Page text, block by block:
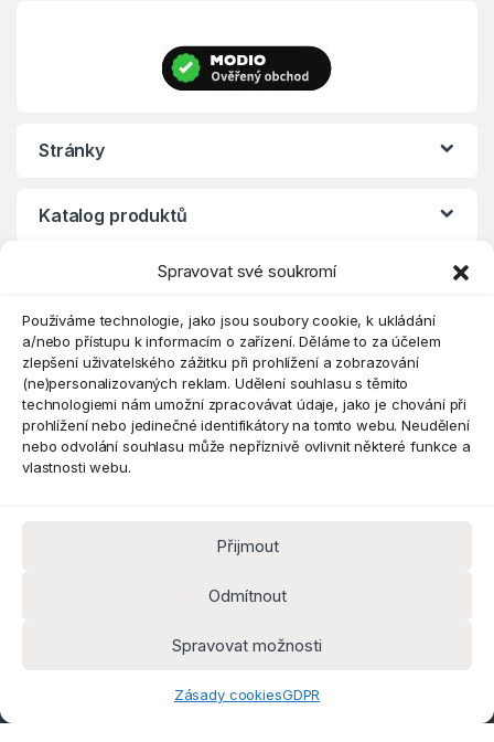
Spravovat své soukromí
Používáme technologie, jako jsou soubory cookie, k ukládání
a/nebo přístupu k informacím o zařízení. Děláme to za účelem
zlepšení uživatelského zážitku při prohlížení a zobrazování
(ne)personalizovaných reklam. Udělení souhlasu s těmito
technologiemi nám umožní zpracovávat údaje, jako je chování při
prohlížení nebo jedinečné identifikátory na tomto webu. Neudělení
nebo odvolání souhlasu může nepříznivě ovlivnit některé funkce a
vlastnosti webu.
Přijmout
Odmítnout
Spravovat možnosti
Zásady cookiesGDPR
Stránky
Katalog produktů
Máte dotaz? Kontaktujte nás
k.cz
Kancelář 8:30 - 16:00